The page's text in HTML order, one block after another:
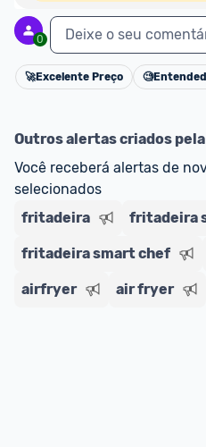
0 Deixe o seu
🚀Excelente Preço 🧐
Outros alertas criados
Você receberá alertas de
selecionados
fritadeira
fritadeira
fritadeira smart chef
airfryer air fryer